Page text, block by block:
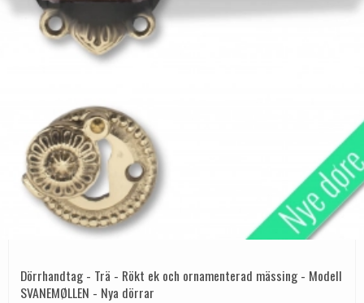
Dörrhandtag - Trä - Rökt ek och ornamenterad mässing - Modell
SVANEMØLLEN - Nya dörrar